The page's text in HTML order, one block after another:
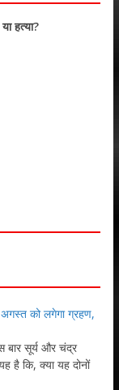
हत्या?
को लगेगा ग्रहण,
सूर्य और चंद्र
है कि, क्या यह दोनों